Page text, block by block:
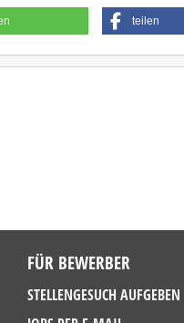
teilen
FÜR BEWERBER
STELLENGESUCH AUFGEBEN